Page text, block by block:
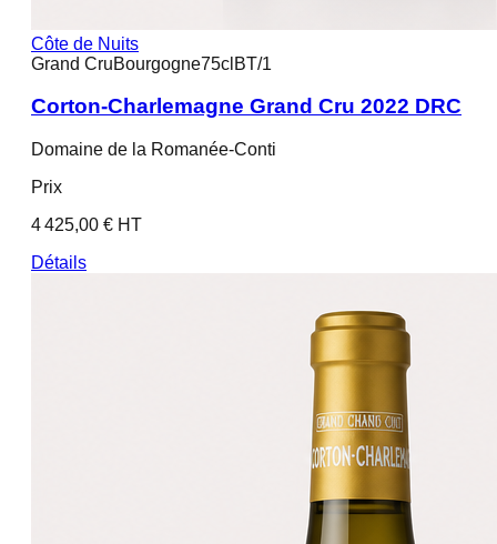
Côte de Nuits
Grand CruBourgogne75cl BT/1
Corton-Charlemagne Grand Cru 2022 DRC
Domaine de la Romanée-Conti
Prix
4 425,00 € HT
Détails